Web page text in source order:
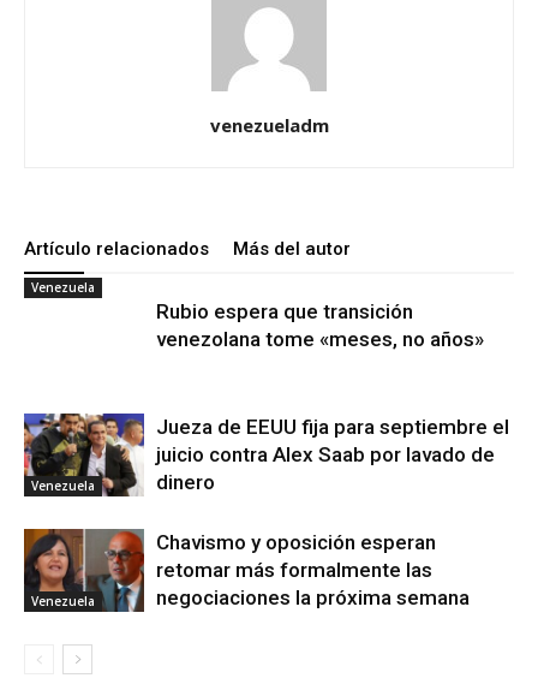
venezueladm
Artículo relacionados Más del autor
Venezuela
Rubio espera que transición
venezolana tome «meses, no años»
Venezuela
Jueza de EEUU fija para septiembre el
juicio contra Alex Saab por lavado de
dinero
Venezuela
Chavismo y oposición esperan
retomar más formalmente las
negociaciones la próxima semana